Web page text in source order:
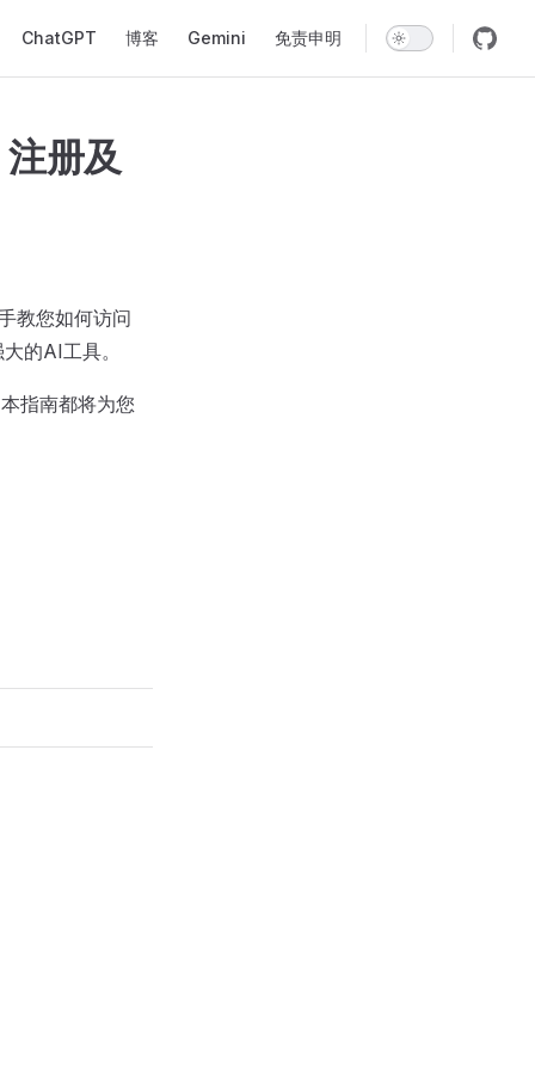
ChatGPT 博客 Gemini 免责申明
册及
教您如何访问
的AI工具。
指南都将为您